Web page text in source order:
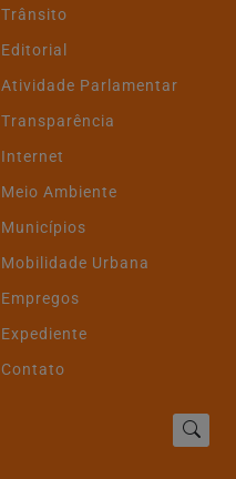
Trânsito
Editorial
Atividade Parlamentar
Transparência
Internet
Meio Ambiente
Municípios
Mobilidade Urbana
Empregos
Expediente
Contato